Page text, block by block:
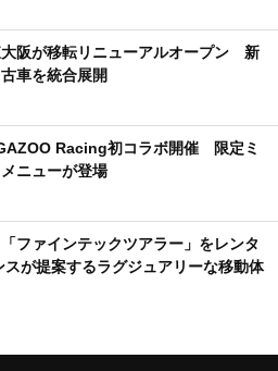
大阪が移転リニューアルオープン 新
車を統合展開
Racing初コラボ開催 限定ミ
ニューが登場
ファインテックツアラー」をレンタ
スが提案するラグジュアリーな移動体